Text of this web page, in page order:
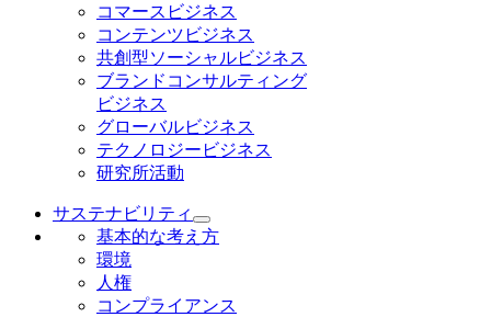
コマースビジネス
コンテンツビジネス
共創型ソーシャルビジネス
ブランドコンサルティング
ビジネス
グローバルビジネス
テクノロジービジネス
研究所活動
サステナビリティ
基本的な考え方
環境
人権
コンプライアンス